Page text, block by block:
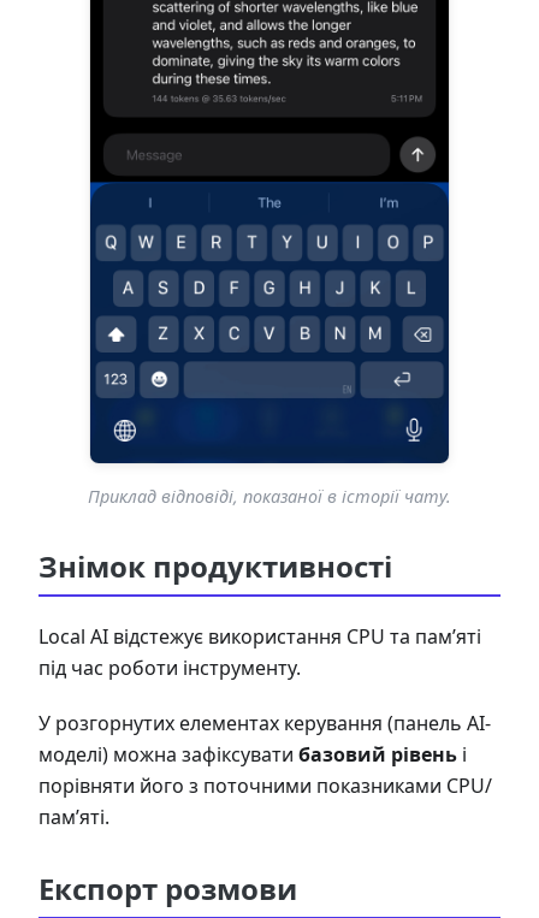
Приклад відповіді, показаної в історії чату.
Знімок продуктивності
Local AI відстежує використання CPU та пам’яті
під час роботи інструменту.
У розгорнутих елементах керування (панель AI-
моделі) можна зафіксувати базовий рівень і
порівняти його з поточними показниками CPU/
пам’яті.
Експорт розмови